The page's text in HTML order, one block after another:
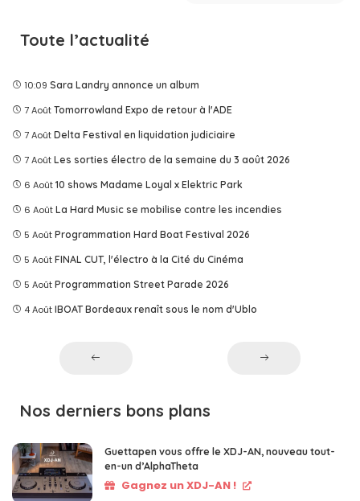
Toute l’actualité
10:09 Sara Landry annonce un album
7 Août Tomorrowland Expo de retour à l'ADE
7 Août Delta Festival en liquidation judiciaire
7 Août Les sorties électro de la semaine du 3 août 2026
6 Août 10 shows Madame Loyal x Elektric Park
6 Août La Hard Music se mobilise contre les incendies
5 Août Programmation Hard Boat Festival 2026
5 Août FINAL CUT, l'électro à la Cité du Cinéma
5 Août Programmation Street Parade 2026
4 Août IBOAT Bordeaux renaît sous le nom d'Ublo
Nos derniers bons plans
Guettapen vous offre le XDJ-AN, nouveau tout-
en-un d’AlphaTheta
Gagnez un XDJ-AN !